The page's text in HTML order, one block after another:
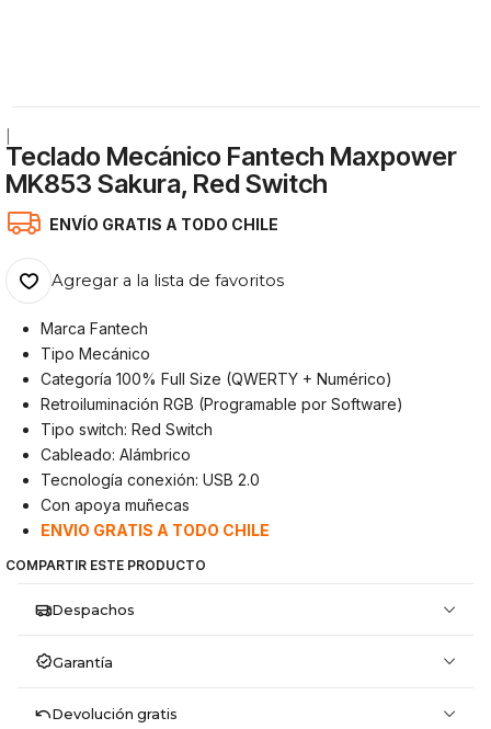
Teclado Mecánico Fantech Maxpower
MK853 Sakura, Red Switch
ENVÍO GRATIS A TODO CHILE
Agregar a la lista de favoritos
Marca Fantech
Tipo Mecánico
Categoría 100% Full Size (QWERTY + Numérico)
Retroiluminación RGB (Programable por Software)
Tipo switch: Red Switch
Cableado: Alámbrico
Tecnología conexión: USB 2.0
Con apoya muñecas
ENVIO GRATIS A TODO CHILE
COMPARTIR ESTE PRODUCTO
Despachos
Garantía
Devolución gratis